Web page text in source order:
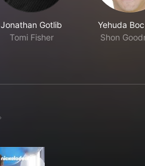
Jonathan Gotlib
Tomi Fisher
Yehuda
Shon